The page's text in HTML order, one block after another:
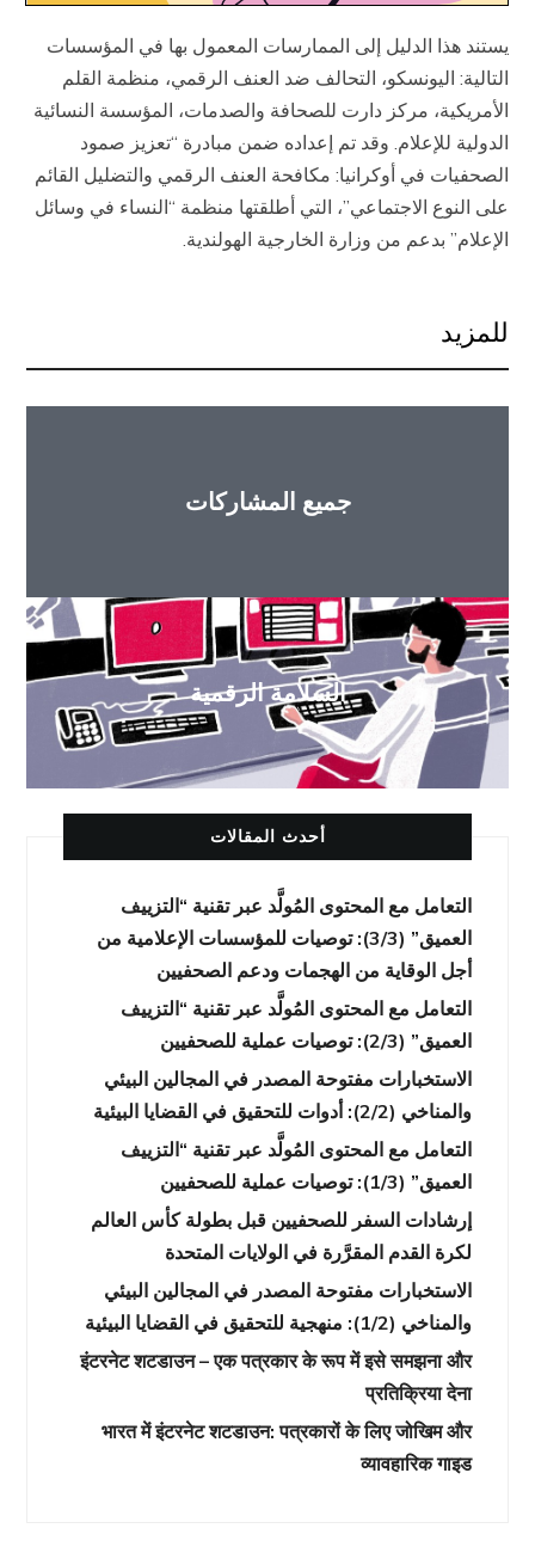
يستند هذا الدليل إلى الممارسات المعمول بها في المؤسسات
التالية: اليونسكو، التحالف ضد العنف الرقمي، منظمة القلم
الأمريكية، مركز دارت للصحافة والصدمات، المؤسسة النسائية
الدولية للإعلام. وقد تم إعداده ضمن مبادرة “تعزيز صمود
الصحفيات في أوكرانيا: مكافحة العنف الرقمي والتضليل القائم
على النوع الاجتماعي”، التي أطلقتها منظمة “النساء في وسائل
الإعلام” بدعم من وزارة الخارجية الهولندية.
للمزيد
جميع المشاركات
السلامة الرقمية
أحدث المقالات
التعامل مع المحتوى المُولَّد عبر تقنية “التزييف
العميق” (3/3): توصيات للمؤسسات الإعلامية من
أجل الوقاية من الهجمات ودعم الصحفيين
التعامل مع المحتوى المُولَّد عبر تقنية “التزييف
العميق” (2/3): توصيات عملية للصحفيين
الاستخبارات مفتوحة المصدر في المجالين البيئي
والمناخي (2/2): أدوات للتحقيق في القضايا البيئية
التعامل مع المحتوى المُولَّد عبر تقنية “التزييف
العميق” (1/3): توصيات عملية للصحفيين
إرشادات السفر للصحفيين قبل بطولة كأس العالم
لكرة القدم المقرَّرة في الولايات المتحدة
الاستخبارات مفتوحة المصدر في المجالين البيئي
والمناخي (1/2): منهجية للتحقيق في القضايا البيئية
इंटरनेट शटडाउन – एक पत्रकार के रूप में इसे समझना और
प्रतिक्रिया देना
भारत में इंटरनेट शटडाउन: पत्रकारों के लिए जोखिम और
व्यावहारिक गाइड